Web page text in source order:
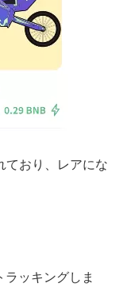
おり、レアにな
ッキングしま